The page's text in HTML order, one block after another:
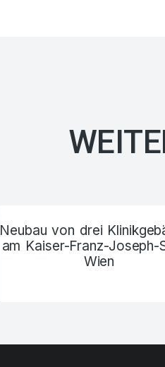
Neubau von drei
am Kaiser-Franz-Joseph-
Wien